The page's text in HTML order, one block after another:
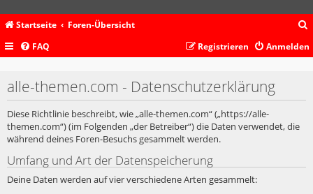
Startseite Foren-Übersicht
c
FAQ Anmelden
Registrieren
alle-themen.com - Datenschutzerklärung
Diese Richtlinie beschreibt, wie „alle-themen.com“ („https://alle-
themen.com“) (im Folgenden „der Betreiber“) die Daten verwendet, die
während deines Foren-Besuchs gesammelt werden.
Umfang und Art der Datenspeicherung
Deine Daten werden auf vier verschiedene Arten gesammelt: